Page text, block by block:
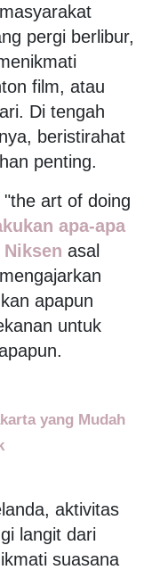
pergi berlibur,
film, atau
Di tengah
beristirahat
penting.
art of doing
apa-apa
Niksen asal
mengajarkan
apapun
untuk
yang Mudah
aktivitas
langit dari
suasana